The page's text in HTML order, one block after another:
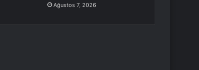
Ağustos 7, 2026